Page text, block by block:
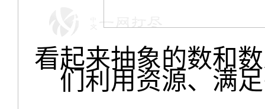
看起来抽象的数和
们利用资源、满